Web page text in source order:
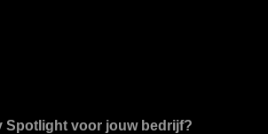
Spotlight voor jouw bedrijf?